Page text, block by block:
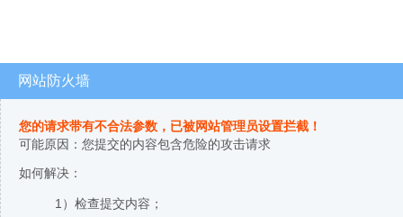
网站防火墙
您的请求带有不合法参数，已被网站管理员设置拦截！
可能原因：您提交的内容包含危险的攻击请求
如何解决：
1）检查提交内容；